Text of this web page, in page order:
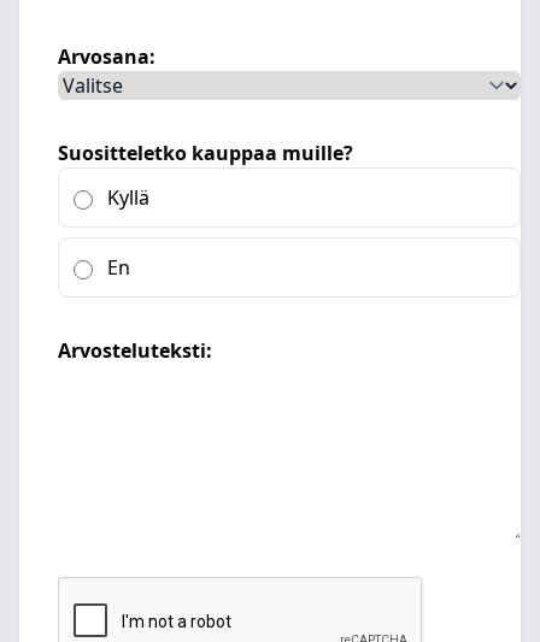
Arvosana:
Suositteletko kauppaa muille?
Kyllä
En
Arvosteluteksti: